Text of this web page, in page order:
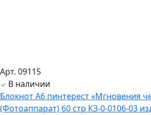
Арт. 09115
В наличии
Блокнот А6 пинтерест «Мгновения
(Фотоаппарат) 60 стр КЗ-0-0106-03